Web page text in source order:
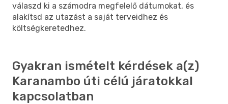
válaszd ki a számodra megfelelő dátumokat, és
alakítsd az utazást a saját terveidhez és
költségkeretedhez.
Gyakran ismételt kérdések a(z)
Karanambo úti célú járatokkal
kapcsolatban